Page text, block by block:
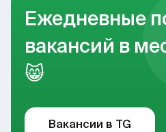
Ежедневные
вакансий в
😸
Вакансии в TG